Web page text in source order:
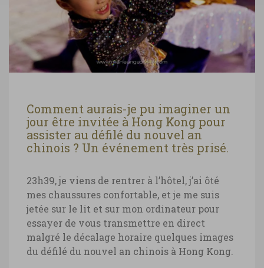
Comment aurais-je pu imaginer un
jour être invitée à Hong Kong pour
assister au défilé du nouvel an
chinois ? Un événement très prisé.
23h39, je viens de rentrer à l’hôtel, j’ai ôté
mes chaussures confortable, et je me suis
jetée sur le lit et sur mon ordinateur pour
essayer de vous transmettre en direct
malgré le décalage horaire quelques images
du défilé du nouvel an chinois à Hong Kong.